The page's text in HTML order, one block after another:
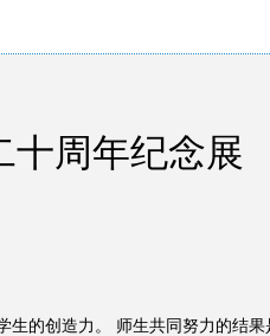
十周年纪念展
的创造力。 师生共同努力的结